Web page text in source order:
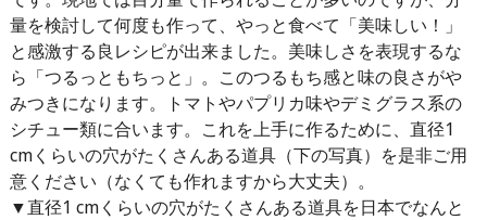
量を検討して何度も作って、やっと食べて「美味しい！」
と感激する良レシピが出来ました。美味しさを表現するな
ら「つるっともちっと」。このつるもち感と味の良さがや
みつきになります。トマトやパプリカ味やデミグラス系の
シチュー類に合います。これを上手に作るために、直径1
cmくらいの穴がたくさんある道具（下の写真）を是非ご用
意ください（なくても作れますから大丈夫）。
▼直径1 cmくらいの穴がたくさんある道具を日本でなんと